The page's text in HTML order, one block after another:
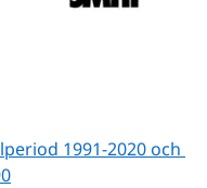
1991-2020 och